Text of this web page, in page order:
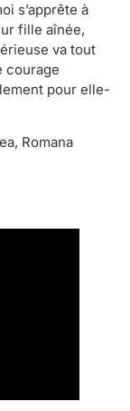
s’apprête à
fille aînée,
va tout
courage
pour elle-
Romana